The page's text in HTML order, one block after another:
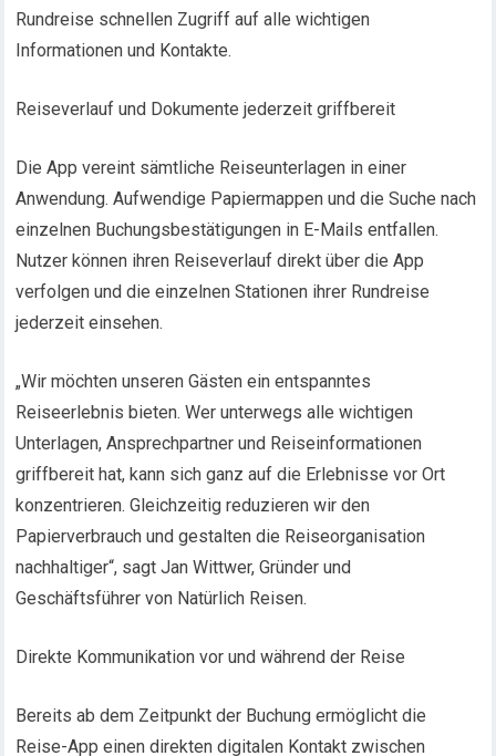
Rundreise schnellen Zugriff auf alle wichtigen
Informationen und Kontakte.
Reiseverlauf und Dokumente jederzeit griffbereit
Die App vereint sämtliche Reiseunterlagen in einer
Anwendung. Aufwendige Papiermappen und die Suche nach
einzelnen Buchungsbestätigungen in E-Mails entfallen.
Nutzer können ihren Reiseverlauf direkt über die App
verfolgen und die einzelnen Stationen ihrer Rundreise
jederzeit einsehen.
„Wir möchten unseren Gästen ein entspanntes
Reiseerlebnis bieten. Wer unterwegs alle wichtigen
Unterlagen, Ansprechpartner und Reiseinformationen
griffbereit hat, kann sich ganz auf die Erlebnisse vor Ort
konzentrieren. Gleichzeitig reduzieren wir den
Papierverbrauch und gestalten die Reiseorganisation
nachhaltiger“, sagt Jan Wittwer, Gründer und
Geschäftsführer von Natürlich Reisen.
Direkte Kommunikation vor und während der Reise
Bereits ab dem Zeitpunkt der Buchung ermöglicht die
Reise-App einen direkten digitalen Kontakt zwischen